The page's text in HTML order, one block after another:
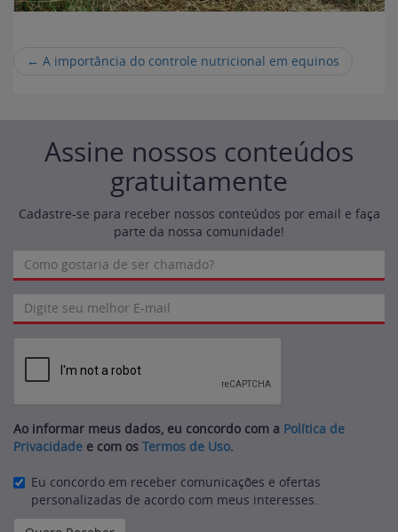
← A importância do controle nutricional em equinos
Assine nossos conteúdos
gratuitamente
Cadastre-se para receber nossos conteúdos por email e faça
parte da nossa comunidade!
Ao informar meus dados, eu concordo com a Política de
Privacidade e com os Termos de Uso.
Eu concordo em receber comunicações e ofertas
personalizadas de acordo com meus interesses.